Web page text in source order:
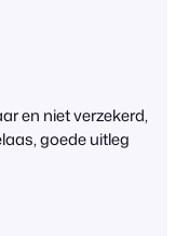
en niet verzekerd,
goede uitleg